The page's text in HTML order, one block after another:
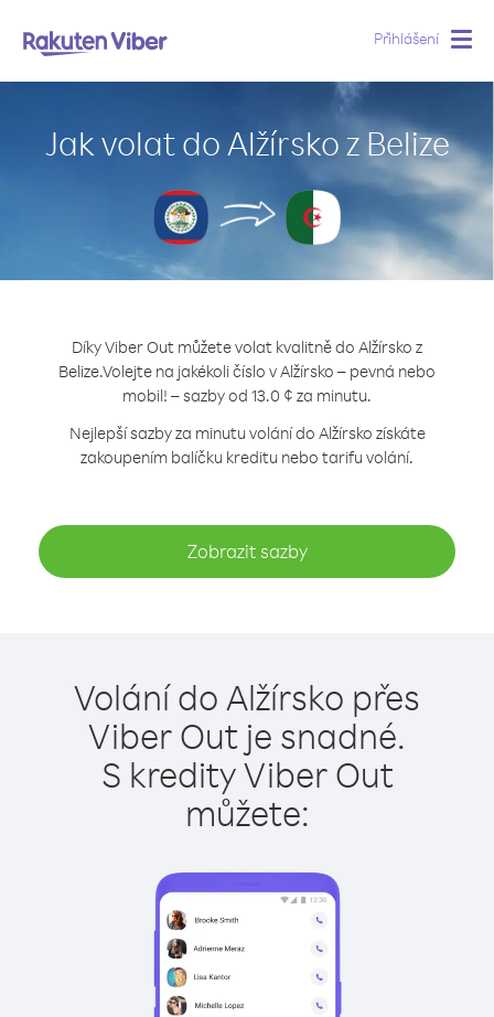
Přihlášení
Jak volat do Alžírsko z Belize
Díky Viber Out můžete volat kvalitně do Alžírsko z
Belize.Volejte na jakékoli číslo v Alžírsko – pevná nebo
mobil! – sazby od 13.0 ¢ za minutu.
Nejlepší sazby za minutu volání do Alžírsko získáte
zakoupením balíčku kreditu nebo tarifu volání.
Zobrazit sazby
Volání do Alžírsko přes
Viber Out je snadné.
S kredity Viber Out
můžete: